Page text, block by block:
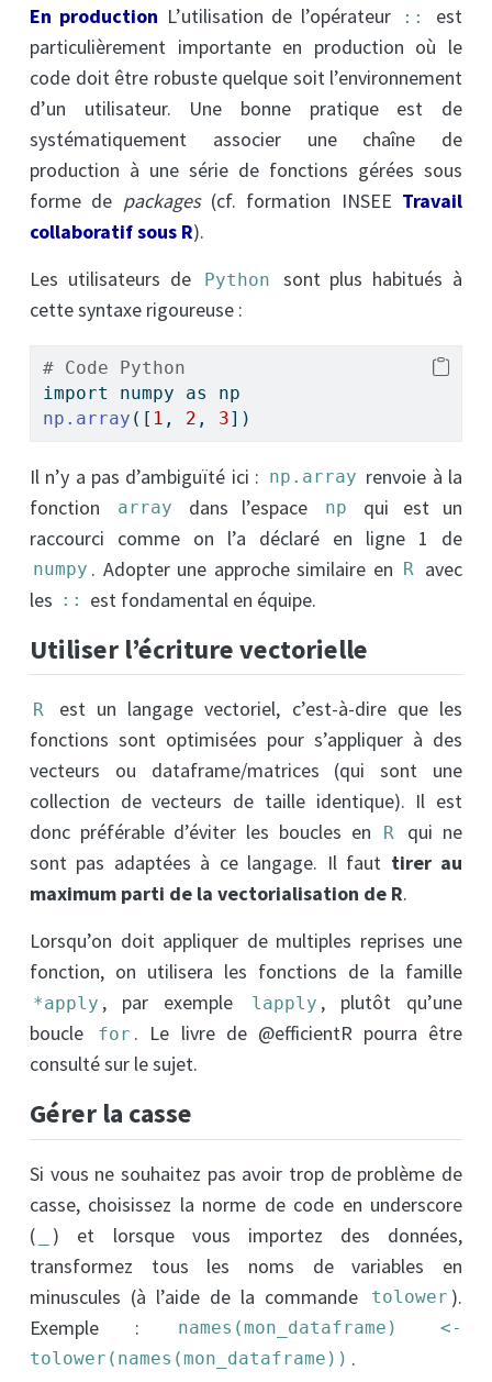
En production L’utilisation de l’opérateur ::
est
particulièrement importante en production où le
code doit être robuste quelque soit l’environnement
d’un utilisateur. Une bonne pratique est de
systématiquement associer une chaîne de
production à une série de fonctions gérées sous
forme de packages(cf. formation INSEE Travail
collaboratif sous R).
Les utilisateurs de
Python
sont plus habitués à
cette syntaxe rigoureuse :
# Code Python
import numpy as np
np.array ([ 1 , 2 , 3])
Il n’y a pas d’ambiguïté ici : np.array renvoie à la
fonction
array dans l’espace np
qui est un
raccourci comme on l’a déclaré en ligne 1 de
numpy . Adopter une approche similaire en R avec
les :: est fondamental en équipe.
Utiliser l’écriture vectorielle
R
est un langage vectoriel, c’est-à-dire que les
fonctions sont optimisées pour s’appliquer à des
vecteurs ou dataframe/matrices (qui sont une
collection de vecteurs de taille identique). Il est
donc préférable d’éviter les boucles en
R
qui ne
sont pas adaptées à ce langage. Il faut tirer au
maximum parti de la vectorialisation de R.
Lorsqu’on doit appliquer de multiples reprises une
fonction, on utilisera les fonctions de la famille
*apply , par exemple lapply , plutôt qu’une
boucle
for . Le livre de @efficientR pourra être
consulté sur le sujet.
Gérer la casse
Si vous ne souhaitez pas avoir trop de problème de
casse, choisissez la norme de code en underscore
(
) et lorsque vous importez des données,
transformez tous les noms de variables en
minuscules (à l’aide de la commande
tolower ).
Exemple :
names(mon_dataframe) <-
tolower(names(mon_dataframe)) .